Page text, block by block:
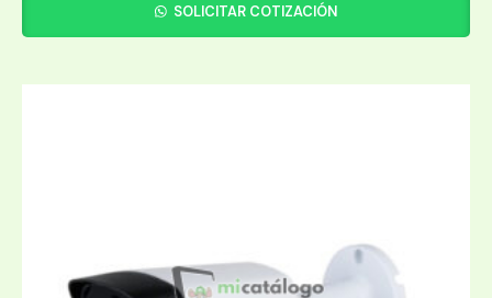
SOLICITAR COTIZACIÓN